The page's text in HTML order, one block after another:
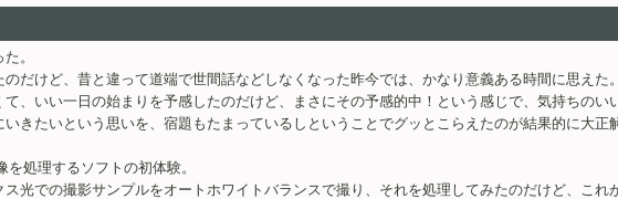
。
だけど、昔と違って道端で世間話などしなくなった昨今では、かなり意義ある時間に思えた。
、いい一日の始まりを予感したのだけど、まさにその予感的中！という感じで、気持ちの
きたいという思いを、宿題もたまっているしということでグッとこらえたのが結果的に大
処理するソフトの初体験。
光での撮影サンプルをオートホワイトバランスで撮り、それを処理してみたのだけど、これ